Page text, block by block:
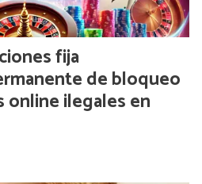
fija
de bloqueo
online ilegales en